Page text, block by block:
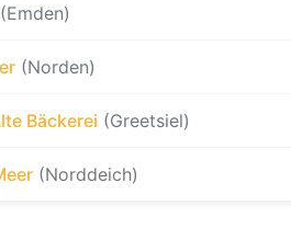
(Emden)
(Norden)
Bäckerei (Greetsiel)
(Norddeich)